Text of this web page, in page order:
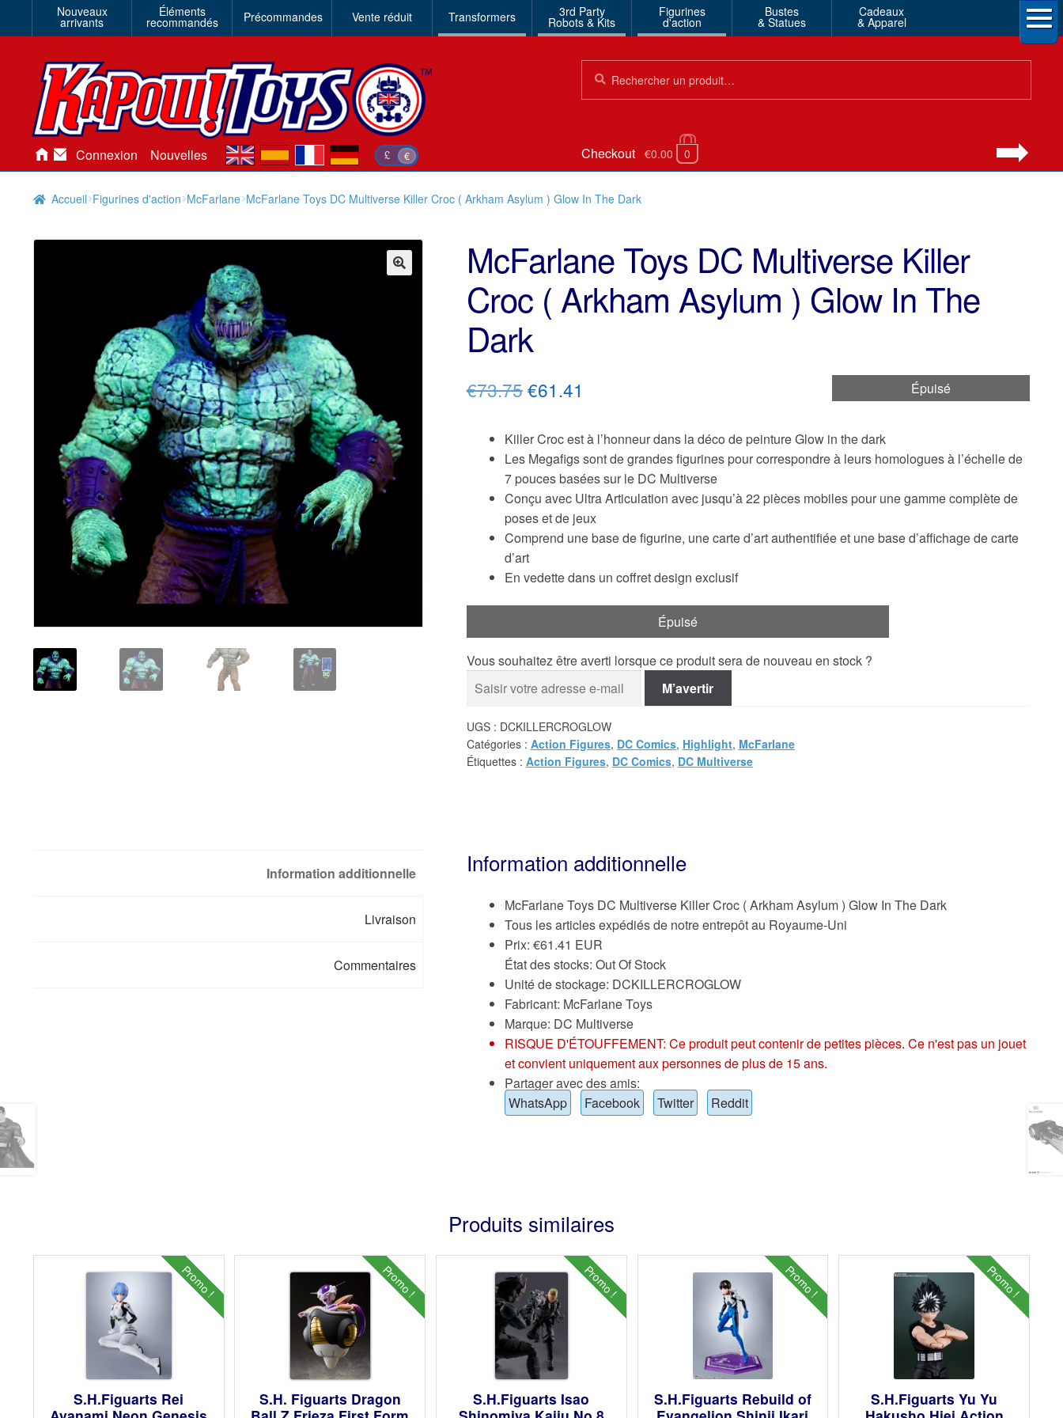
Nouveaux
arrivants
Éléments
recommandés Précommandes Vente réduit Transformers 3rd Party
Robots & Kits
Figurines
d'action
Bustes
& Statues
Cadeaux
& Apparel
Connexion Nouvelles £ €
en es de Checkout €0.00 0
Accueil Figurines d'action McFarlane McFarlane Toys DC Multiverse Killer Croc ( Arkham Asylum ) Glow In The Dark
McFarlane Toys DC Multiverse Killer
Croc ( Arkham Asylum ) Glow In The
Dark
Épuisé
€73.75Le
initial
était :
€73.75.
€61.41
actuel
est :
€61.41.
Killer Croc est à l’honneur dans la déco de peinture Glow in the dark
Les Megafigs sont de grandes figurines pour correspondre à leurs homologues à l’échelle de
7 pouces basées sur le DC Multiverse
Conçu avec Ultra Articulation avec jusqu’à 22 pièces mobiles pour une gamme complète de
poses et de jeux
Comprend une base de figurine, une carte d’art authentifiée et une base d’affichage de carte
d’art
En vedette dans un coffret design exclusif
Épuisé
Vous souhaitez être averti lorsque ce produit sera de nouveau en stock ?
M’avertir
UGS : DCKILLERCROGLOW
Catégories : Action Figures, DC Comics, Highlight, McFarlane
Étiquettes : Action Figures, DC Comics, DC Multiverse
Information additionnelle
Livraison
Commentaires
Information additionnelle
McFarlane Toys DC Multiverse Killer Croc ( Arkham Asylum ) Glow In The Dark
Tous les articles expédiés de notre entrepôt au Royaume-Uni
Prix: €61.41 EUR
État des stocks: Out Of Stock
Unité de stockage: DCKILLERCROGLOW
Fabricant: McFarlane Toys
Marque: DC Multiverse
RISQUE D'ÉTOUFFEMENT: Ce produit peut contenir de petites pièces. Ce n'est pas un jouet
et convient uniquement aux personnes de plus de 15 ans.
Partager avec des amis:
WhatsApp
Facebook Twitter Reddit
Produits similaires
Promo !
S.H.Figuarts Rei
Promo !
S.H. Figuarts Dragon
Promo !
S.H.Figuarts Isao
Promo !
S.H.Figuarts Rebuild of
Promo !
S.H.Figuarts Yu Yu